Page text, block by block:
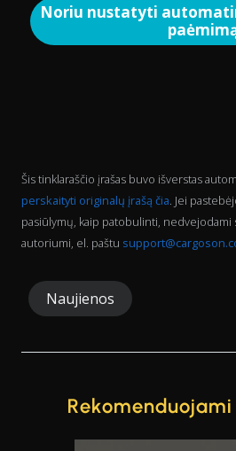
Noriu nustatyti
Šis tinklaraščio įrašas buvo išverstas
perskaityti originalų įrašą čia. Jei
pasiūlymų, kaip patobulinti, nedvejodami
autoriumi, el. paštu
Naujienos